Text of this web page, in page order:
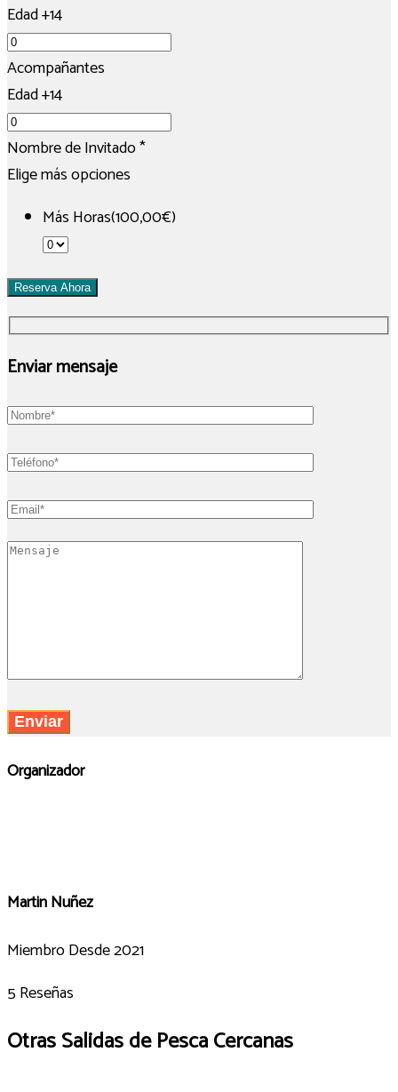
Edad +14
Acompañantes
Edad +14
Nombre de Invitado*
Elige más opciones
Más Horas(100,00€)
Reserva Ahora
Enviar mensaje
Organizador
Martin Nuñez
Miembro Desde 2021
5 Reseñas
Otras Salidas de Pesca Cercanas